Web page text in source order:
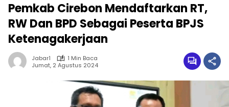
Pemkab Cirebon Mendaftarkan RT,
RW Dan BPD Sebagai Peserta BPJS
Ketenagakerjaan
Jabar1
1 Min Baca
Jumat, 2 Agustus 2024